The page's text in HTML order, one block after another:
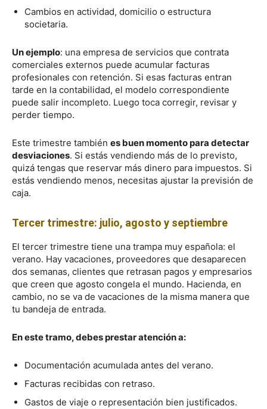
Cambios en actividad, domicilio o estructura
societaria.
Un ejemplo: una empresa de servicios que contrata
comerciales externos puede acumular facturas
profesionales con retención. Si esas facturas entran
tarde en la contabilidad, el modelo correspondiente
puede salir incompleto. Luego toca corregir, revisar y
perder tiempo.
Este trimestre también es buen momento para detectar
desviaciones. Si estás vendiendo más de lo previsto,
quizá tengas que reservar más dinero para impuestos. Si
estás vendiendo menos, necesitas ajustar la previsión de
caja.
Tercer trimestre: julio, agosto y septiembre
El tercer trimestre tiene una trampa muy española: el
verano. Hay vacaciones, proveedores que desaparecen
dos semanas, clientes que retrasan pagos y empresarios
que creen que agosto congela el mundo. Hacienda, en
cambio, no se va de vacaciones de la misma manera que
tu bandeja de entrada.
En este tramo, debes prestar atención a:
Documentación acumulada antes del verano.
Facturas recibidas con retraso.
Gastos de viaje o representación bien justificados.